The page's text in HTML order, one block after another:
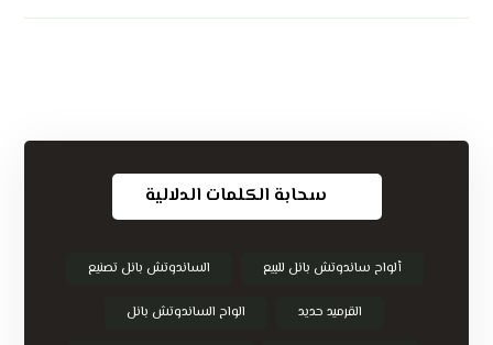
سحابة الكلمات الدلالية
ألواح ساندوتش بانل للبيع الساندوتش بانل تصنيع
القرميد حديد الواح الساندوتش بانل